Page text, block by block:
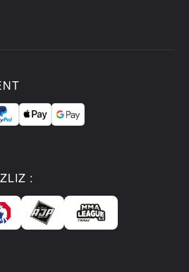
: